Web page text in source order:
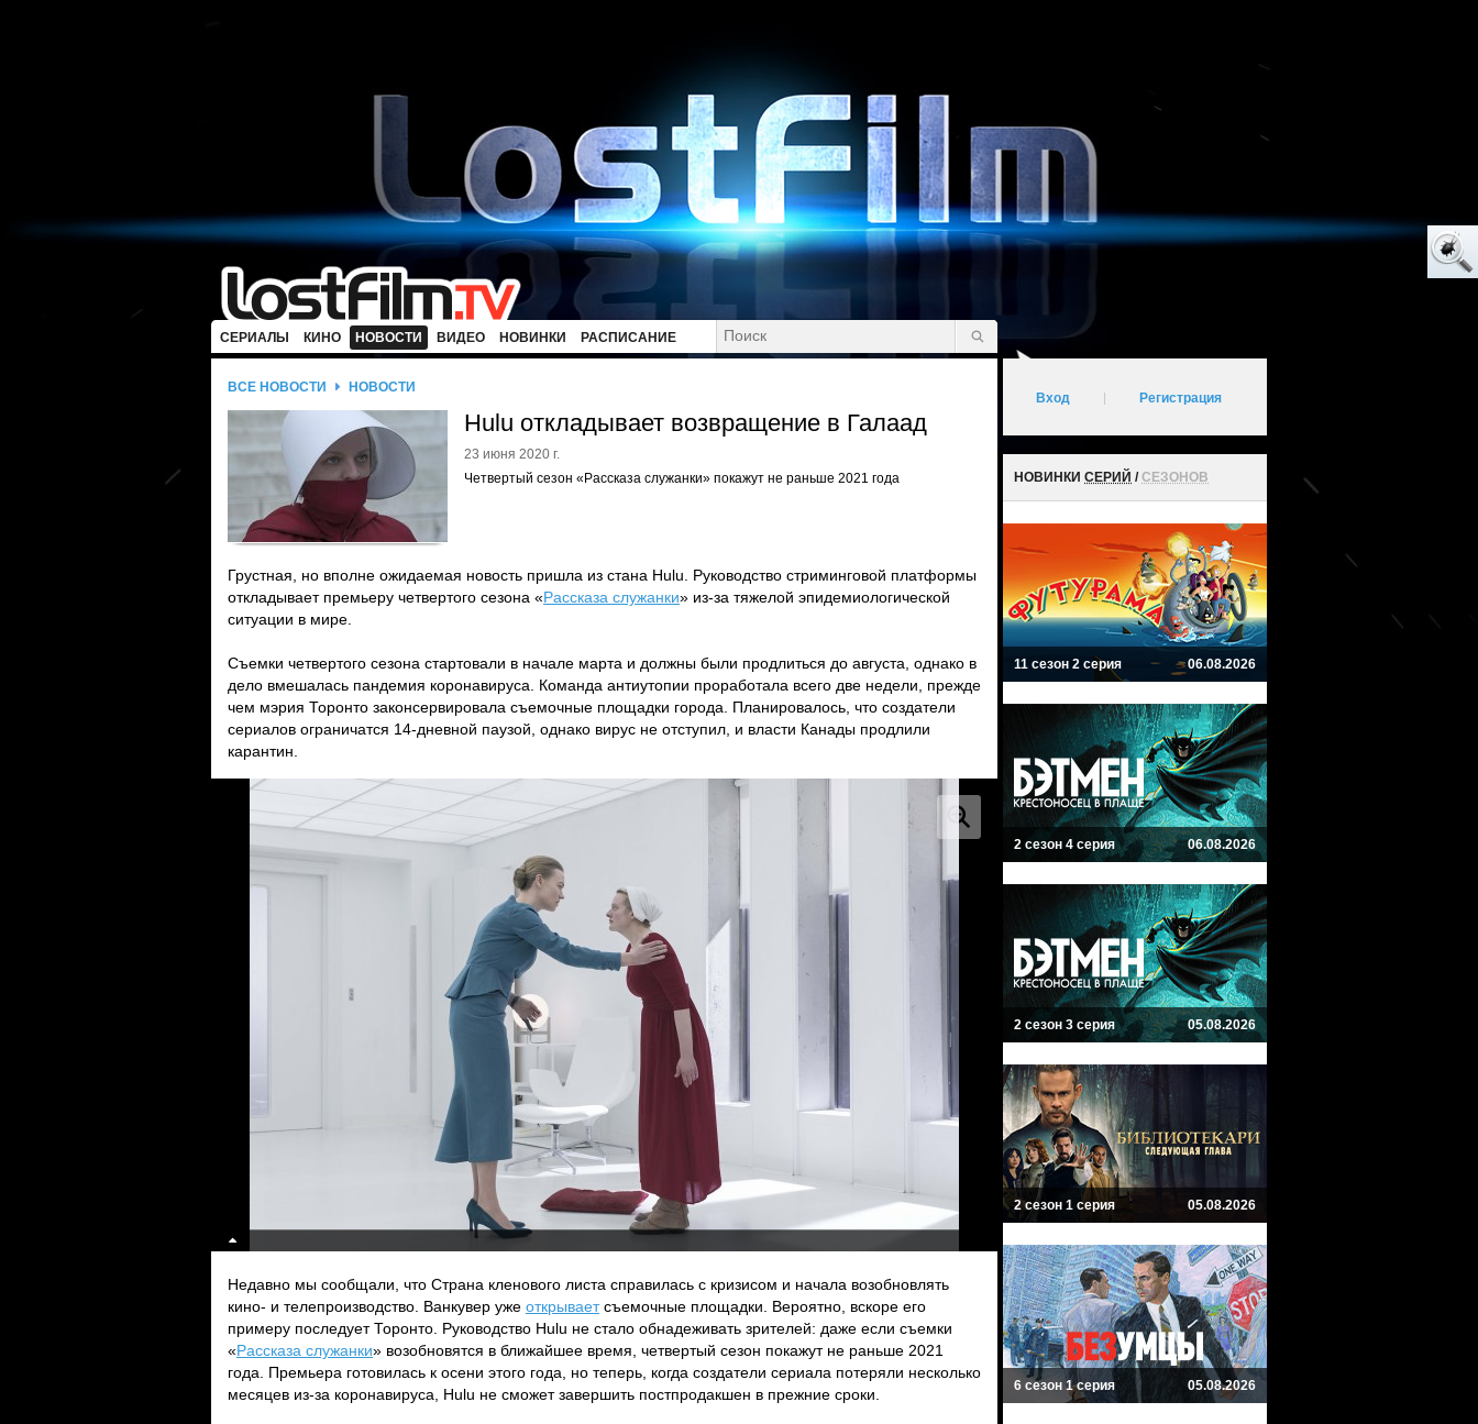
СЕРИАЛЫ КИНО НОВОСТИ ВИДЕО НОВИНКИ РАСПИСАНИЕ
ВСЕ НОВОСТИ НОВОСТИ
Hulu откладывает возвращение в Галаад
23 июня 2020 г.
Четвертый сезон «Рассказа служанки» покажут не раньше 2021 года
Грустная, но вполне ожидаемая новость пришла из стана Hulu. Руководство стриминговой платформы
откладывает премьеру четвертого сезона «Рассказа служанки» из-за тяжелой эпидемиологической
ситуации в мире.
Съемки четвертого сезона стартовали в начале марта и должны были продлиться до августа, однако в
дело вмешалась пандемия коронавируса. Команда антиутопии проработала всего две недели, прежде
чем мэрия Торонто законсервировала съемочные площадки города. Планировалось, что создатели
сериалов ограничатся 14-дневной паузой, однако вирус не отступил, и власти Канады продлили
карантин.
Недавно мы сообщали, что Страна кленового листа справилась с кризисом и начала возобновлять
кино- и телепроизводство. Ванкувер уже открываетсъемочные площадки. Вероятно, вскоре его
примеру последует Торонто. Руководство Hulu не стало обнадеживать зрителей: даже если съемки
«Рассказа служанки» возобновятся в ближайшее время, четвертый сезон покажут не раньше 2021
года. Премьера готовилась к осени этого года, но теперь, когда создатели сериала потеряли несколько
месяцев из-за коронавируса, Hulu не сможет завершить постпродакшен в прежние сроки.
Вход Регистрация
НОВИНКИ СЕРИЙ /СЕЗОНОВ
11 сезон 2 серия 06.08.2026
2 сезон 4 серия 06.08.2026
2 сезон 3 серия 05.08.2026
2 сезон 1 серия 05.08.2026
6 сезон 1 серия 05.08.2026